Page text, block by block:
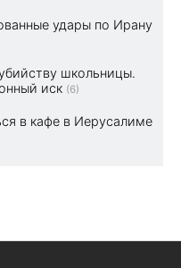
удары по Ирану
школьницы.
иск (6)
в кафе в Иерусалиме